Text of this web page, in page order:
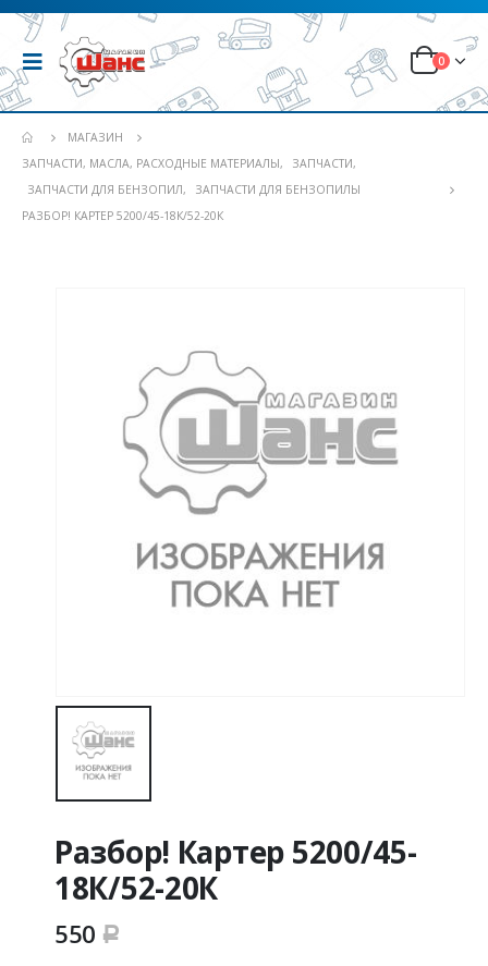
0
МАГАЗИН
ЗАПЧАСТИ, МАСЛА, РАСХОДНЫЕ МАТЕРИАЛЫ, ЗАПЧАСТИ,
ЗАПЧАСТИ ДЛЯ БЕНЗОПИЛ,
ЗАПЧАСТИ ДЛЯ БЕНЗОПИЛЫ
РАЗБОР! КАРТЕР 5200/45-18К/52-20К
Разбор! Картер 5200/45-
18К/52-20К
550 Р